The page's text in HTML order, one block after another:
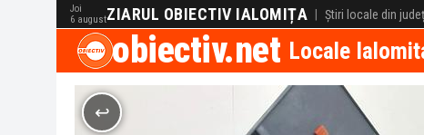
Joi
6 augustZIARUL OBIECTIV IALOMIȚA | Știri locale din
obiectiv.net Locale